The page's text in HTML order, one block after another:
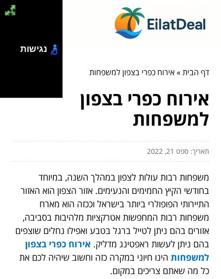
דף הבית»אירוח כפרי בצפון למשפחות
אירוח כפרי בצפון
למשפחות
תאריך: ספט 21, 2022
משפחות רבות עולות לצפון במהלך השנה, במיוחד
בחודשי הקיץ החמימים והנעימים. אזור הצפון הוא האזור
התיירותי הפופולרי ביותר בישראל וככזה הוא מארח
משפחות רבות המחפשות אטרקציות מלהיבות בסביבה,
אזורים בהם ניתן לטייל ברגל בטבע ואפילו נחלים שוצפים
בהם ניתן לעשות ראפטינג מדליק. אירוח כפרי בצפון
למשפחות הינו חיוני במקרה כזה וחשוב שיהיה לכם את
כל מה שאתם צריכים במקום.
נגישות